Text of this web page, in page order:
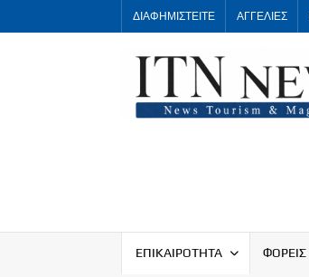
to
ΔΙΑΦΗΜΙΣΤΕΙΤΕ ΑΓΓΕΛΙΕΣ
ΕΠΙΚΑΙΡΟΤΗΤΑ ΦΟΡΕΙΣ